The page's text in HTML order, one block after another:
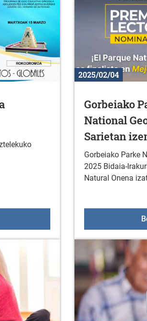
2025/02/04
Gorbeiako
National
Sarietan
Gorbeiako Parke
2025 Bidaia-
Natural Onena